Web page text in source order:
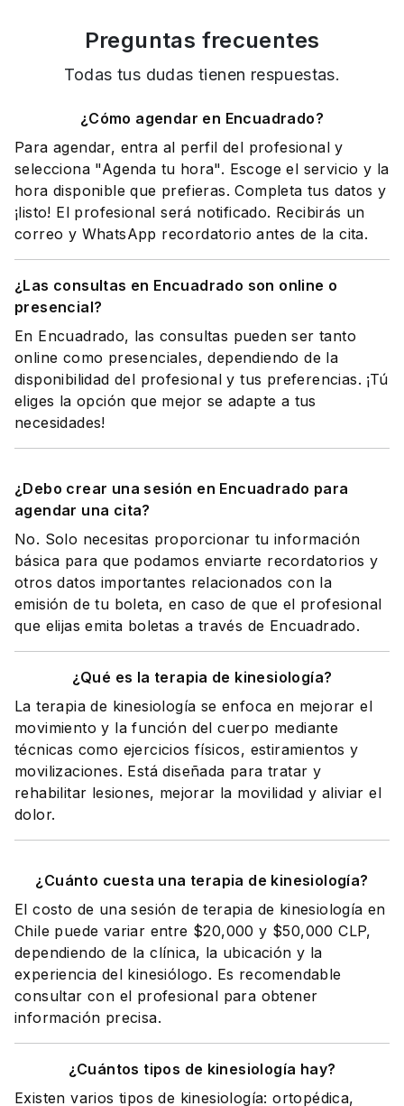
Preguntas frecuentes
Todas tus dudas tienen respuestas.
¿Cómo agendar en Encuadrado?
Para agendar, entra al perfil del profesional y
selecciona "Agenda tu hora". Escoge el servicio y la
hora disponible que prefieras. Completa tus datos y
¡listo! El profesional será notificado. Recibirás un
correo y WhatsApp recordatorio antes de la cita.
¿Las consultas en Encuadrado son online o
presencial?
En Encuadrado, las consultas pueden ser tanto
online como presenciales, dependiendo de la
disponibilidad del profesional y tus preferencias. ¡Tú
eliges la opción que mejor se adapte a tus
necesidades!
¿Debo crear una sesión en Encuadrado para
agendar una cita?
No. Solo necesitas proporcionar tu información
básica para que podamos enviarte recordatorios y
otros datos importantes relacionados con la
emisión de tu boleta, en caso de que el profesional
que elijas emita boletas a través de Encuadrado.
¿Qué es la terapia de kinesiología?
La terapia de kinesiología se enfoca en mejorar el
movimiento y la función del cuerpo mediante
técnicas como ejercicios físicos, estiramientos y
movilizaciones. Está diseñada para tratar y
rehabilitar lesiones, mejorar la movilidad y aliviar el
dolor.
¿Cuánto cuesta una terapia de kinesiología?
El costo de una sesión de terapia de kinesiología en
Chile puede variar entre $20,000 y $50,000 CLP,
dependiendo de la clínica, la ubicación y la
experiencia del kinesiólogo. Es recomendable
consultar con el profesional para obtener
información precisa.
¿Cuántos tipos de kinesiología hay?
Existen varios tipos de kinesiología: ortopédica,